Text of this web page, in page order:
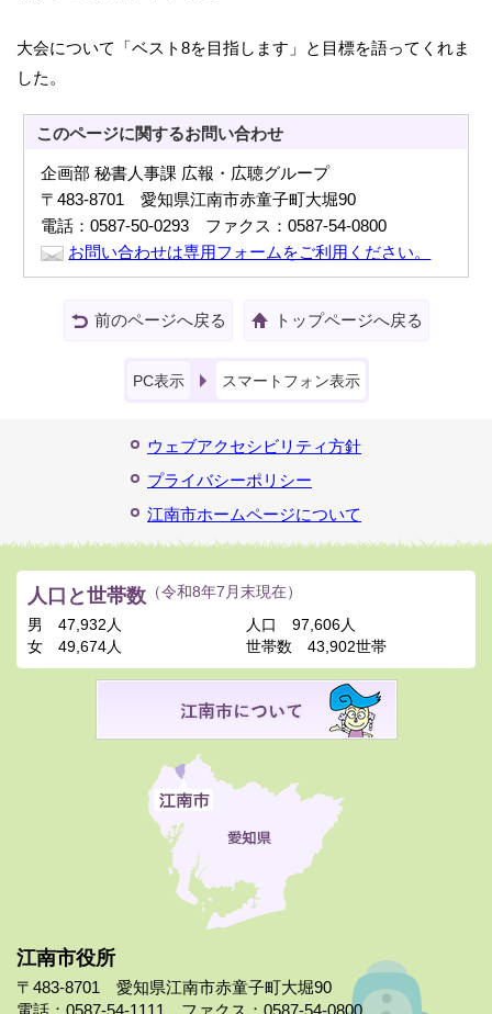
大会について「ベスト8を目指します」と目標を語ってくれま
した。
このページに関するお問い合わせ
企画部 秘書人事課 広報・広聴グループ
〒483-8701 愛知県江南市赤童子町大堀90
電話：0587-50-0293 ファクス：0587-54-0800
お問い合わせは専用フォームをご利用ください。
前のページへ戻る トップページへ戻る
PC表示 スマートフォン表示
ウェブアクセシビリティ方針
プライバシーポリシー
江南市ホームページについて
江南市役所
〒483-8701 愛知県江南市赤童子町大堀90
人口と世帯数 （令和8年7月末現在）
男
47,932人
女
49,674人
人口
97,606人
世帯数
43,902世帯